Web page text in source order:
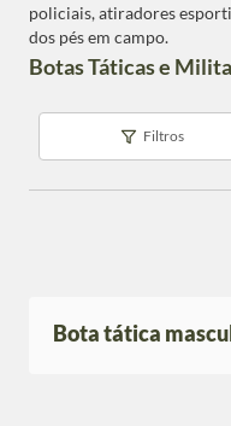
policiais, atiradores
dos pés em campo.
Botas Táticas e
Filtros
Bota tática